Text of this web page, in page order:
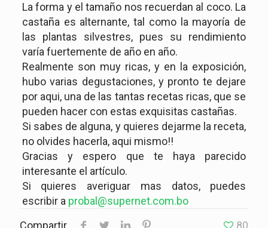
La forma y el tamaño nos recuerdan al coco. La
castaña es alternante, tal como la mayoría de
las plantas silvestres, pues su rendimiento
varía fuertemente de año en año.
Realmente son muy ricas, y en la exposición,
hubo varias degustaciones, y pronto te dejare
por aqui, una de las tantas recetas ricas, que se
pueden hacer con estas exquisitas castañas.
Si sabes de alguna, y quieres dejarme la receta,
no olvides hacerla, aqui mismo!!
Gracias y espero que te haya parecido
interesante el artículo.
Si quieres averiguar mas datos, puedes
escribir a probal@supernet.com.bo
Compartir
80